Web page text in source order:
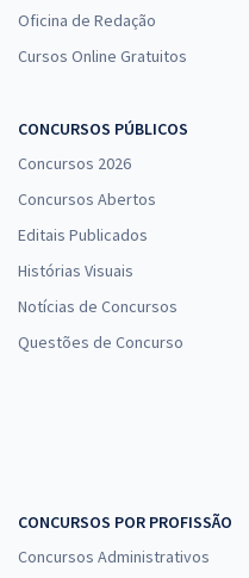
Oficina de Redação
Cursos Online Gratuitos
CONCURSOS PÚBLICOS
Concursos 2026
Concursos Abertos
Editais Publicados
Histórias Visuais
Notícias de Concursos
Questões de Concurso
CONCURSOS POR PROFISSÃO
Concursos Administrativos